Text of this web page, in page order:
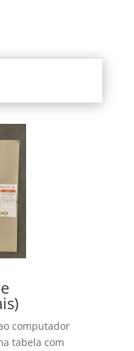
computador
tabela com